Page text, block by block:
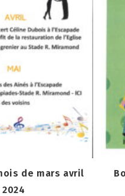
de mars avril